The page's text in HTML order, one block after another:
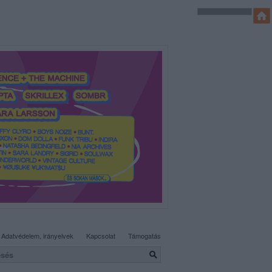
Adatvédelem, irányelvek Kapcsolat Támogatás